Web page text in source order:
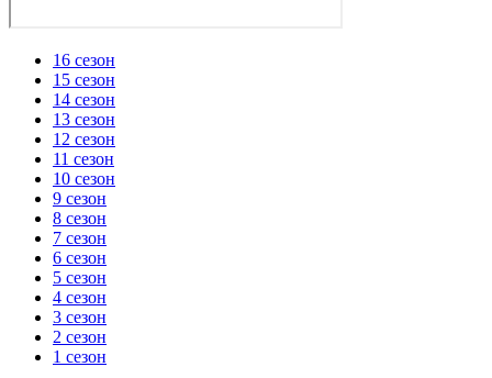
16 сезон
15 сезон
14 сезон
13 сезон
12 сезон
11 сезон
10 сезон
9 сезон
8 сезон
7 сезон
6 сезон
5 сезон
4 сезон
3 сезон
2 сезон
1 сезон